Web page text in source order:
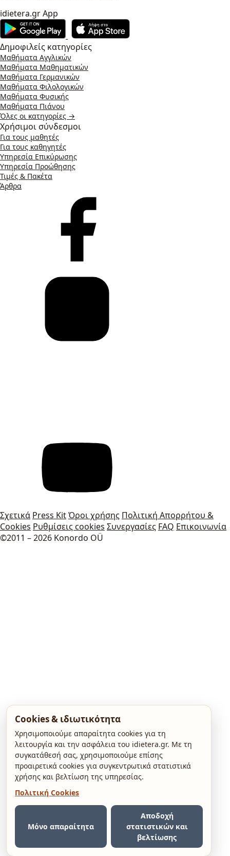
idietera.gr App
Δημοφιλείς κατηγορίες
Μαθήματα Αγγλικών
Μαθήματα Μαθηματικών
Μαθήματα Γερμανικών
Μαθήματα Φιλολογικών
Μαθήματα Φυσικής
Μαθήματα Πιάνου
Όλες οι κατηγορίες →
Χρήσιμοι σύνδεσμοι
Για τους μαθητές
Για τους καθηγητές
Υπηρεσία Επικύρωσης
Υπηρεσία Προώθησης
Τιμές & Πακέτα
Άρθρα
Σχετικά Press KitΌροι χρήσης Πολιτική Απορρήτου &
Cookies Ρυθμίσεις cookies Συνεργασίες FAQ Επικοινωνία
©2011 – 2026 Konordo OÜ
Cookies & ιδιωτικότητα
Χρησιμοποιούμε απαραίτητα cookies για τη
λειτουργία και την ασφάλεια του idietera.gr. Με τη
συγκατάθεσή σας, χρησιμοποιούμε επίσης
προαιρετικά cookies για συγκεντρωτικά στατιστικά
χρήσης και βελτίωση της υπηρεσίας.
Πολιτική Cookies
Μόνο απαραίτητα
Αποδοχή
στατιστικών και
βελτίωσης